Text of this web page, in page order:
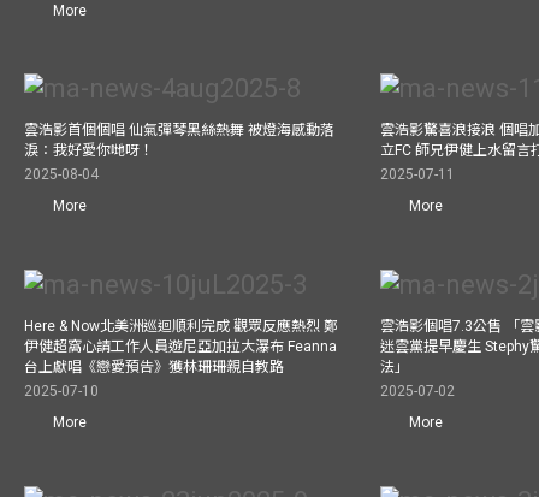
More
雲浩影首個個唱 仙氣彈琴黑絲熱舞 被燈海感動落
淚：我好愛你哋呀！
2025-08-04
More
雲浩影驚喜浪接浪 個唱
立FC 師兄伊健上水留言
2025-07-11
More
Here & Now北美洲巡迴順利完成 觀眾反應熱烈 鄭
伊健超窩心請工作人員遊尼亞加拉大瀑布 Feanna
台上獻唱《戀愛預告》獲林珊珊親自教路
2025-07-10
More
雲浩影個唱7.3公售 「
迷雲黨提早慶生 Stephy
法」
2025-07-02
More